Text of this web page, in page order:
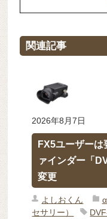
関連記事
2026年8月7日
FX5ユーザー
ァインダー「
変更
よしおくん
セサリー）